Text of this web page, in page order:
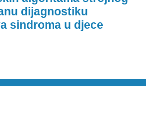
dijagnostiku
sindroma u djece